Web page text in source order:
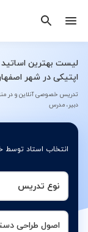
لیست بهترین
اپتیکی در شهر
تدریس خصوصی آنلاین و در
دبیر، مدرس
انتخاب استاد توسط
نوع تدریس
اصول طراحی